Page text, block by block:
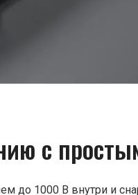
с
до 1000 В внутри и